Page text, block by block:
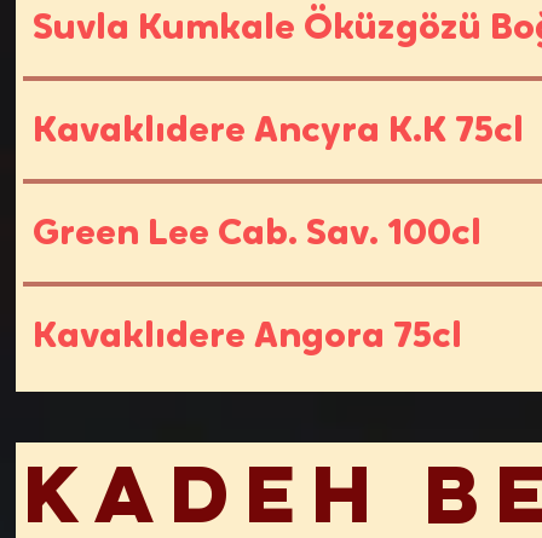
Suvla Kumkale Öküzgözü
Kavaklıdere Ancyra K.K 75cl
Green Lee Cab. Sav. 100cl
Kavaklıdere Angora 75cl
Kadeh